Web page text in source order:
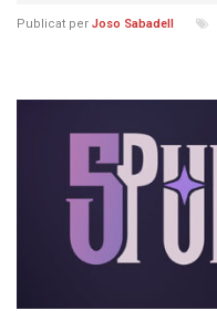
Publicat per Joso Sabadell